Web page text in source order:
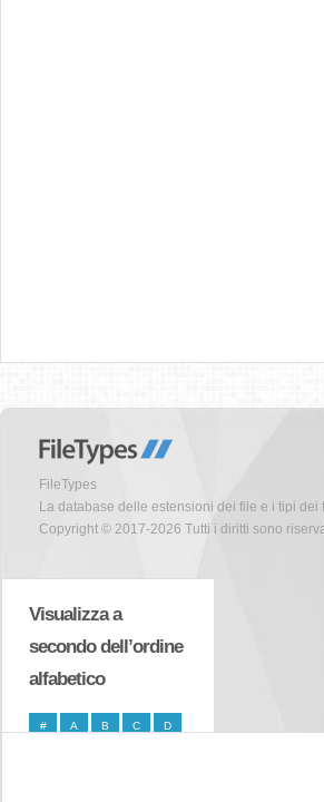
FileTypes
La database delle estensioni dei file e i tipi dei
Copyright © 2017-2026 Tutti i diritti sono
Visualizza a
secondo dell’ordine
alfabetico
# A B C D